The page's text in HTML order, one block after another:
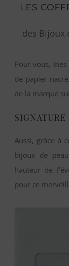
LES
des Bijoux
Pour vous,
de papier
de la marque
Aussi, grâce à
bijoux de
hauteur de
pour ce